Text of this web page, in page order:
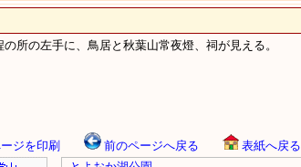
所の左手に、鳥居と秋葉山常夜燈、祠が見える。
ジを印刷 前のページへ戻る 表紙へ戻る